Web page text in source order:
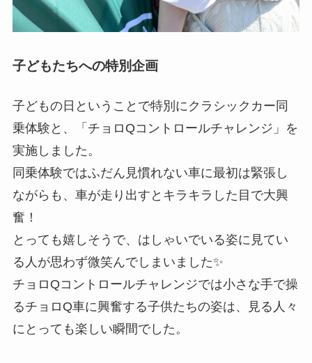
子どもたちへの特別企画
子どもの日ということで特別にクラシックカー同
乗体験と、「チョロQコントロールチャレンジ」を
実施しました。
同乗体験ではふだん見慣れない車に最初は緊張し
ながらも、車が走り出すとキラキラした目で大興
奮！
とっても嬉しそうで、はしゃいでいる姿に見てい
る人が思わず微笑んでしまいました✨
チョロQコントロールチャレンジでは小さな手で操
るチョロQ車に興奮する子供たちの姿は、見る人々
にとっても楽しい瞬間でした。